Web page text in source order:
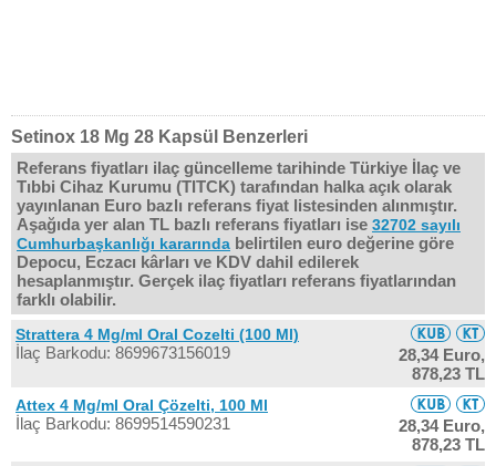
Setinox 18 Mg 28 Kapsül Benzerleri
Referans fiyatları ilaç güncelleme tarihinde Türkiye İlaç ve
Tıbbi Cihaz Kurumu (TITCK) tarafından halka açık olarak
yayınlanan Euro bazlı referans fiyat listesinden alınmıştır.
Aşağıda yer alan TL bazlı referans fiyatları ise 32702 sayılı
Cumhurbaşkanlığı kararında belirtilen euro değerine göre
Depocu, Eczacı kârları ve KDV dahil edilerek
hesaplanmıştır. Gerçek ilaç fiyatları referans fiyatlarından
farklı olabilir.
Strattera 4 Mg/ml Oral Cozelti (100 Ml)
İlaç Barkodu: 8699673156019
28,34 Euro,
878,23 TL
Attex 4 Mg/ml Oral Çözelti, 100 Ml
İlaç Barkodu: 8699514590231
28,34 Euro,
878,23 TL